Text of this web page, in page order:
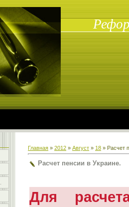
Главная » 2012 » Август » 18 » Расчет
Расчет пенсии в Украине.
Для